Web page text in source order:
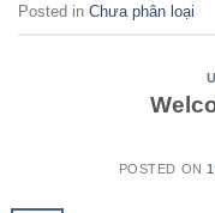
Posted in Chưa phân loại
POSTED ON